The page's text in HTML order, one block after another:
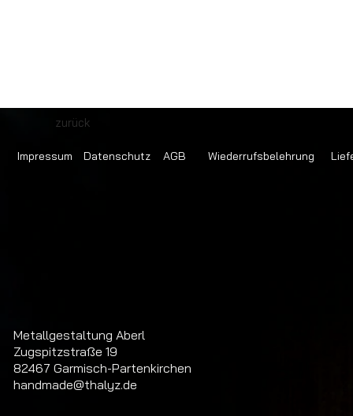
zurück
Impressum Datenschutz AGB Wiederrufsbelehrung
Metallgestaltung Aberl
Zugspitzstraße 19
82467 Garmisch-Partenkirchen
handmade@thalyz.de